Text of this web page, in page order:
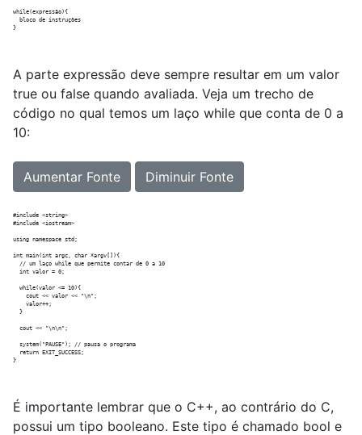
while(expressão){
  bloco de instruções
A parte expressão deve sempre resultar em um valor
true ou false quando avaliada. Veja um trecho de
código no qual temos um laço while que conta de 0 a
10:
Aumentar Fonte Diminuir Fonte
#include <string>
#include <iostream>
using namespace std;
int main(int argc, char *argv[]){
  // um laço while que permite contar de 0 a 10
  int valor = 0;
  while(valor <= 10){
    cout << valor << "\n";
    valor++;
  }
  cout << "\n\n";
  system("PAUSE"); // pausa o programa
  return EXIT_SUCCESS;
É importante lembrar que o C++, ao contrário do C,
possui um tipo booleano. Este tipo é chamado bool e